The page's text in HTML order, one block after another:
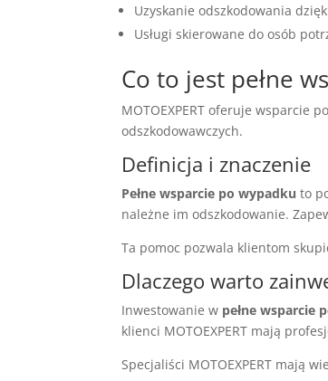
Uzyskanie odszkodowania
Usługi skierowane do osób
Co to jest pełne
MOTOEXPERT oferuje wsparcie
odszkodowawczych.
Definicja i znaczenie
Pełne wsparcie po wypadku to
należne im odszkodowanie.
Ta pomoc pozwala klientom
Dlaczego warto
Inwestowanie w pełne wsparcie
klienci MOTOEXPERT mają
Specjaliści MOTOEXPERT mają